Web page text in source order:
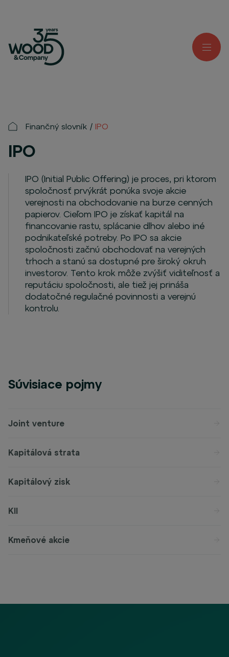
Finančný slovník IPO
IPO
IPO (Initial Public Offering) je proces, pri ktorom
spoločnosť prvýkrát ponúka svoje akcie
verejnosti na obchodovanie na burze cenných
papierov. Cieľom IPO je získať kapitál na
financovanie rastu, splácanie dlhov alebo iné
podnikateľské potreby. Po IPO sa akcie
spoločnosti začnú obchodovať na verejných
trhoch a stanú sa dostupné pre široký okruh
investorov. Tento krok môže zvýšiť viditeľnosť a
reputáciu spoločnosti, ale tiež jej prináša
dodatočné regulačné povinnosti a verejnú
kontrolu.
Súvisiace pojmy
Joint venture
Kapitálová strata
Kapitálový zisk
KII
Kmeňové akcie